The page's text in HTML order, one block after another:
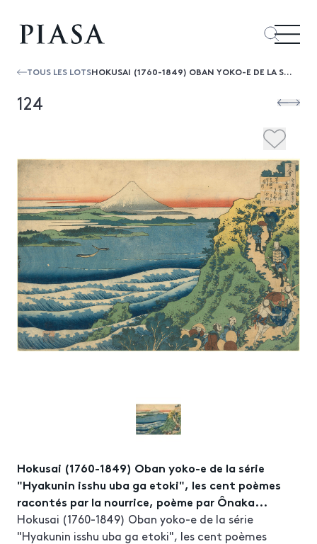
TOUS LES LOTS HOKUSAI (1760-1849) OBAN YOKO-E DE LA SÉRIE "HYAKUNIN ISSHU UBA GA ETOKI", LES CENT POÈMES RACONTÉS PAR LA NOURRICE, POÈME PAR ÔNAKA...
124
Hokusai (1760-1849) Oban yoko-e de la série
"Hyakunin isshu uba ga etoki", les cent poèmes
racontés par la nourrice, poème par Ônaka...
Hokusai (1760-1849) Oban yoko-e de la série
"Hyakunin isshu uba ga etoki", les cent poèmes